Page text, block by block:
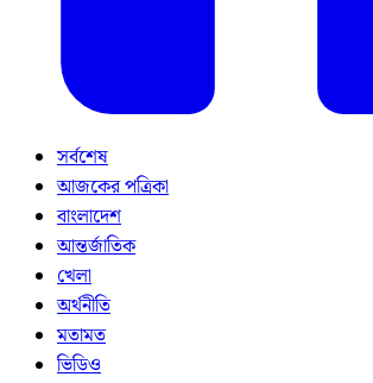
সর্বশেষ
আজকের পত্রিকা
বাংলাদেশ
আন্তর্জাতিক
খেলা
অর্থনীতি
মতামত
ভিডিও